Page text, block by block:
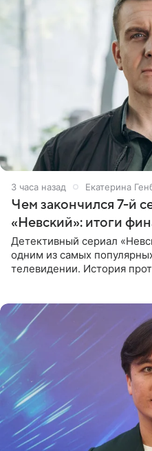
3 часа назад Екатерина
Чем закончился 7-й
«Невский»: итоги
Детективный сериал
одним из самых
телевидении. История